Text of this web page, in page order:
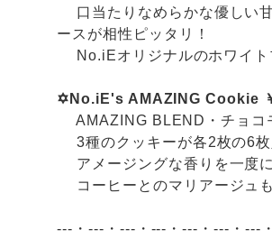
口当たりなめらかな優しい
ースが相性ピッタリ！
No.iEオリジナルのホワイト
✡️No.iE's AMAZING Cookie
AMAZING BLEND・チョコ
3種のクッキーが各2枚の6枚
アメージングな香りを一度
コーヒーとのマリアージュ
---・---・---・---・---・---・---